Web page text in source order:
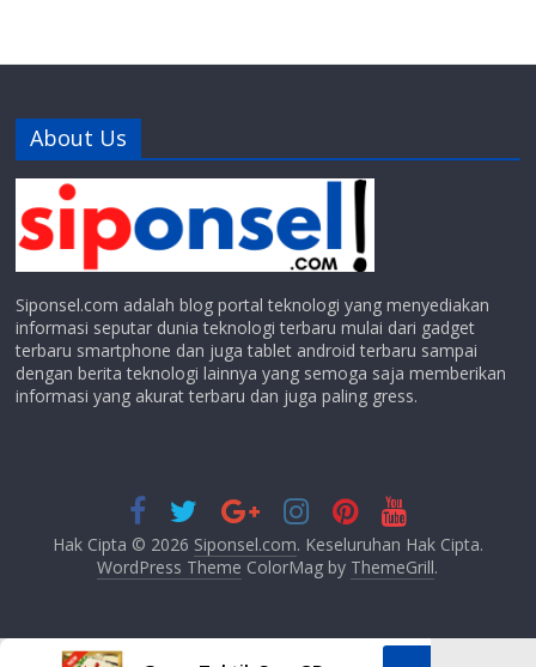
About Us
Siponsel.com adalah blog portal teknologi yang menyediakan
informasi seputar dunia teknologi terbaru mulai dari gadget
terbaru smartphone dan juga tablet android terbaru sampai
dengan berita teknologi lainnya yang semoga saja memberikan
informasi yang akurat terbaru dan juga paling gress.
Hak Cipta © 2026 Siponsel.com. Keseluruhan Hak Cipta.
WordPress Theme ColorMag by ThemeGrill.